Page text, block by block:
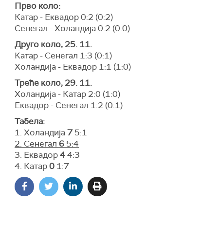
Прво коло:
Катар - Еквадор 0:2 (0:2)
Сенегал - Холандија 0:2 (0:0)
Друго коло, 25. 11.
Катар - Сенегал 1:3 (0:1)
Холандија - Еквадор 1:1 (1:0)
Треће коло, 29. 11.
Холандија - Катар 2:0 (1:0)
Еквадор - Сенегал 1:2 (0:1)
Табела:
1. Холандија75:1
2. Сенегал 6 5:4
3. Еквадор44:3
4. Катар0 1:7